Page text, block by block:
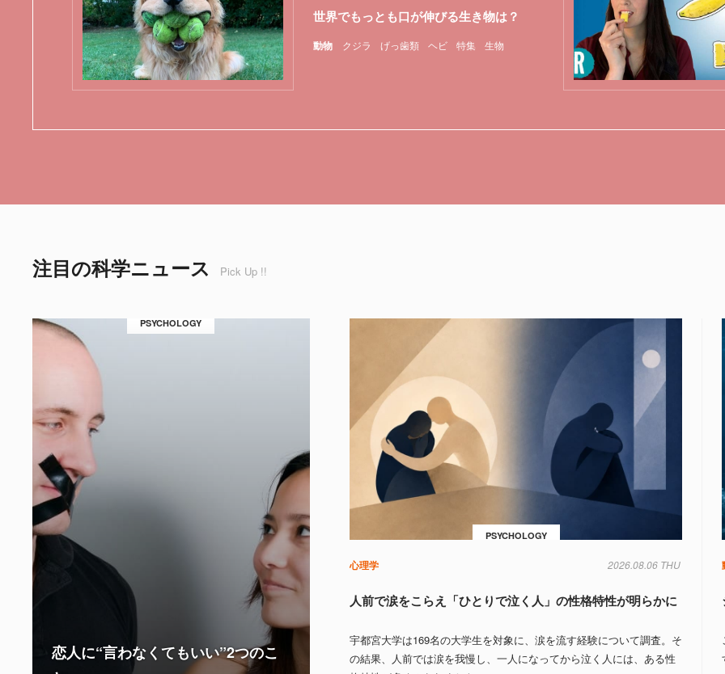
動物 クジラ げっ歯類 ヘビ 特集 生物
世界でもっとも口が伸びる生き物は？
注目の科学ニュース Pick Up !!
PSYCHOLOGY
恋人に“言わなくてもいい”2つのこ
PSYCHOLOGY
心理学 2026.08.06 THU
人前で涙をこらえ「ひとりで泣く人」の性格特性が明らかに
宇都宮大学は169名の大学生を対象に、涙を流す経験について調査。そ
の結果、人前では涙を我慢し、一人になってから泣く人には、ある性